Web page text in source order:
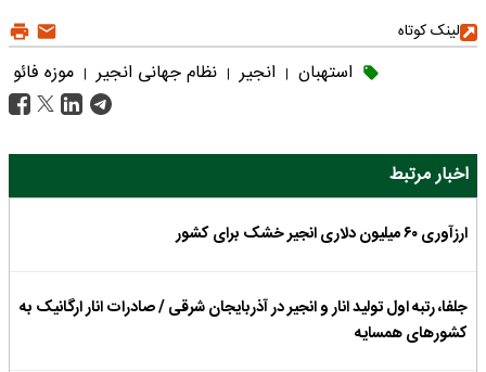
لینک کوتاه
استهبان | انجیر | نظام جهانی انجیر | موزه فائو
اخبار مرتبط
ارزآوری ۶۰ میلیون دلاری انجیر خشک برای کشور
جلفا، رتبه اول تولید انار و انجیر در آذربایجان شرقی / صادرات انار ارگانیک به
کشورهای همسایه